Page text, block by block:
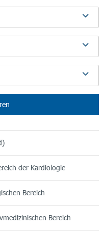
der Kardiologie
Bereich
Bereich